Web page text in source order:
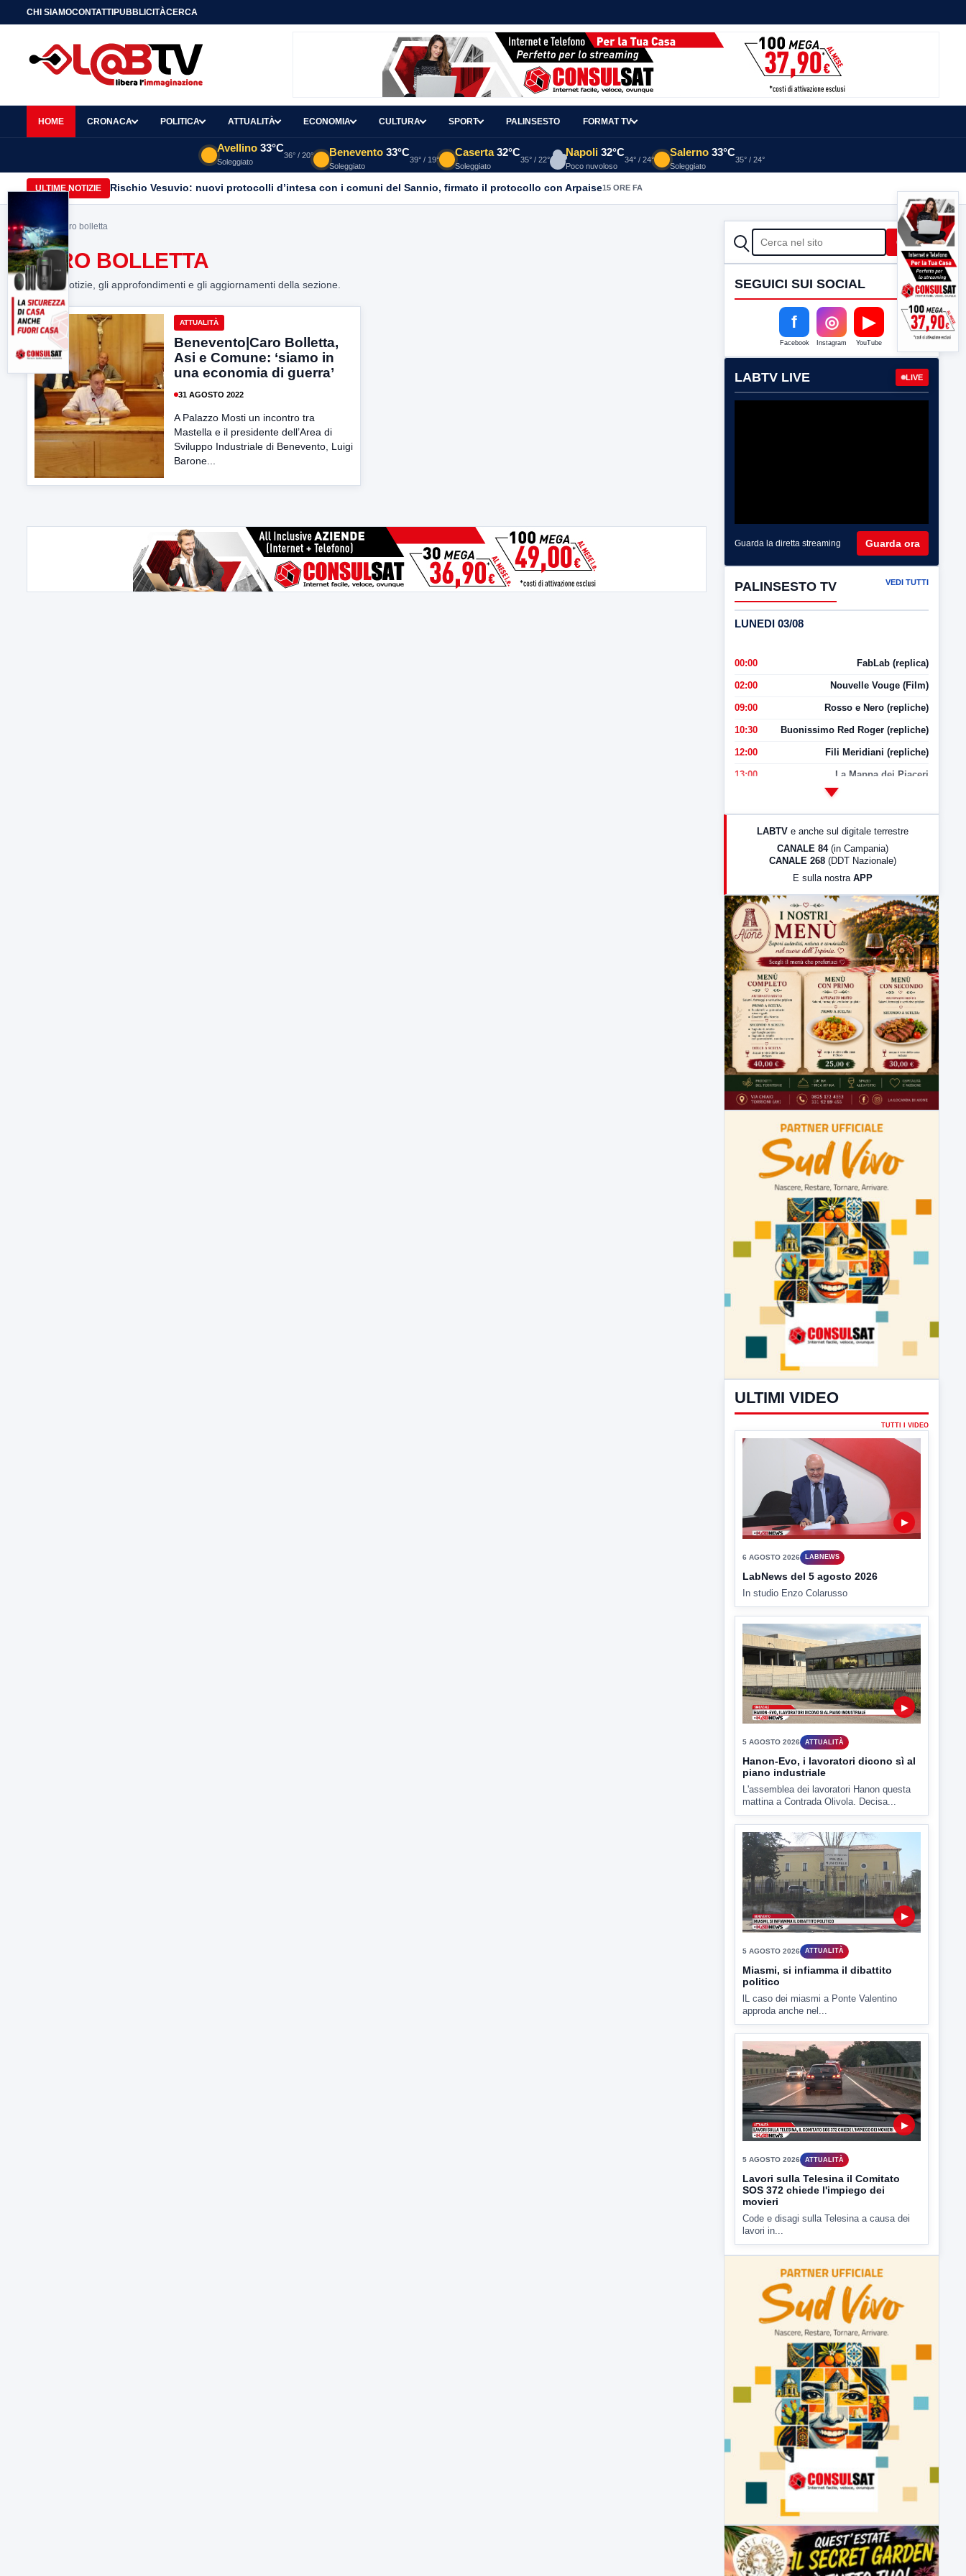
CHI SIAMOCONTATTIPUBBLICITÀCERCA
HOME CRONACA POLITICA ATTUALITÀ ECONOMIA CULTURA SPORT PALINSESTO FORMAT TV
Avellino 33°C
Soleggiato
36° / 20° Benevento 33°C
Soleggiato
39° / 19°
Caserta 32°C
Soleggiato
35° / 22°
Napoli 32°C
Poco nuvoloso
34° / 24°
Salerno 33°C
Soleggiato
35° / 24°
ULTIME NOTIZIE Rischio Vesuvio: nuovi protocolli d’intesa con i comuni del Sannio, firmato il protocollo con Arpaise15 ORE FA
Home> caro bolletta
CARO BOLLETTA
Tutte le notizie, gli approfondimenti e gli aggiornamenti della sezione.
ATTUALITÀ
Benevento|Caro Bolletta,
Asi e Comune: ‘siamo in
una economia di guerra’
31 AGOSTO 2022
A Palazzo Mosti un incontro tra
Mastella e il presidente dell’Area di
Sviluppo Industriale di Benevento, Luigi
Barone...
CERCA Cerca
SEGUICI SUI SOCIAL
f
Facebook
◎
Instagram
▶
YouTube
LABTV LIVE LIVE
Guarda la diretta streaming Guarda ora
PALINSESTO TV VEDI TUTTI
LUNEDI 03/08
00:00 FabLab (replica)
02:00 Nouvelle Vouge (Film)
09:00 Rosso e Nero (repliche)
10:30 Buonissimo Red Roger (repliche)
12:00 Fili Meridiani (repliche)
13:00 La Mappa dei Piaceri
LabNews (Diretta)
23:00 LabNews (replica)
LABTV e anche sul digitale terrestre
CANALE 84 (in Campania)
CANALE 268 (DDT Nazionale)
E sulla nostra APP
ULTIMI VIDEO
TUTTI I VIDEO
LabNews del 5 agosto 2026
In studio Enzo Colarusso
▶
Hanon-Evo, i lavoratori dicono sì al
piano industriale
L'assemblea dei lavoratori Hanon questa
mattina a Contrada Olivola. Decisa...
Miasmi, si infiamma il dibattito
politico
lL caso dei miasmi a Ponte Valentino
approda anche nel...
5 AGOSTO 2026 ATTUALITÀ
Lavori sulla Telesina il Comitato
SOS 372 chiede l'impiego dei
movieri
Code e disagi sulla Telesina a causa dei
lavori in...